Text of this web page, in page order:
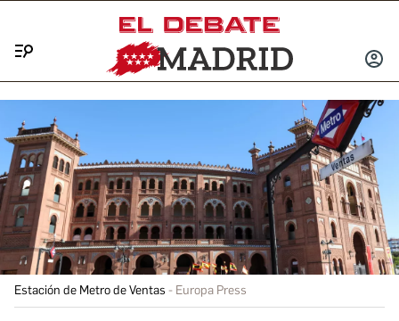
INICIAR
Estación de Metro de Ventas Europa Press